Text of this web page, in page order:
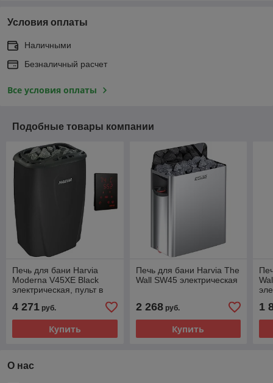
Условия оплаты
Наличными
Безналичный расчет
Все условия оплаты
Подобные товары компании
Печь для бани Harvia
Moderna V45XE Black
электрическая, пульт в
4 271 руб.
Купить
Печь для бани Harvia The
Wall SW45 электрическая
2 268руб.
Купить
1
О нас